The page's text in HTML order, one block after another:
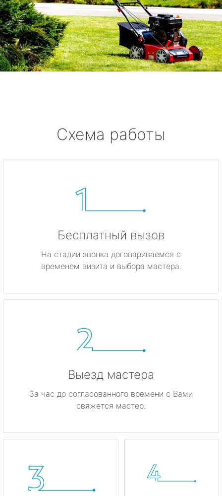
Схема работы
Бесплатный вызов
На стадии звонка договариваемся с
временем визита и выбора мастера.
Выезд мастера
За час до согласованного времени с Вами
свяжется мастер.